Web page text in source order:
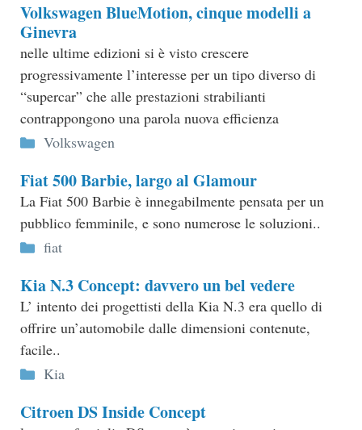
Volkswagen BlueMotion, cinque modelli a
Ginevra
nelle ultime edizioni si è visto crescere
progressivamente l’interesse per un tipo diverso di
“supercar” che alle prestazioni strabilianti
contrappongono una parola nuova efficienza
Categorie
Volkswagen
Fiat 500 Barbie, largo al Glamour
La Fiat 500 Barbie è innegabilmente pensata per un
pubblico femminile, e sono numerose le soluzioni..
Categorie
fiat
Kia N.3 Concept: davvero un bel vedere
L’ intento dei progettisti della Kia N.3 era quello di
offrire un’automobile dalle dimensioni contenute,
facile..
Categorie
Kia
Citroen DS Inside Concept